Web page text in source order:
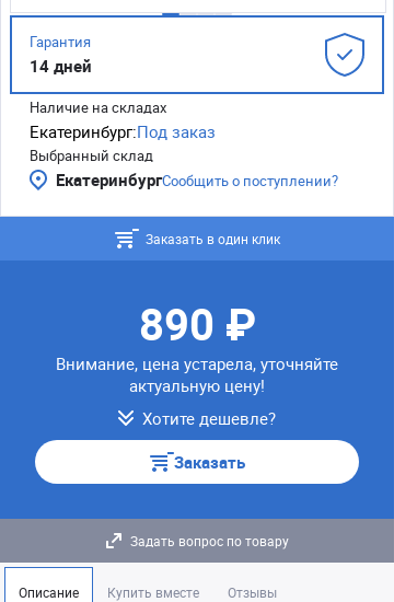
Гарантия
14 дней
Наличие на складах
Екатеринбург:Под заказ
Выбранный склад
ЕкатеринбургСообщить о поступлении?
Заказать в один клик
890 ₽
Внимание, цена устарела, уточняйте
актуальную цену!
Хотите дешевле?
Заказать
Задать вопрос по товару
Описание Купить вместе Отзывы